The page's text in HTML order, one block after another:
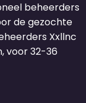
beheerders
de gezochte
Xxllnc
voor 32-36